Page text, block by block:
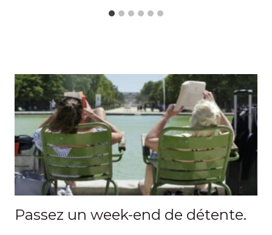
Passez un week-end de détente.